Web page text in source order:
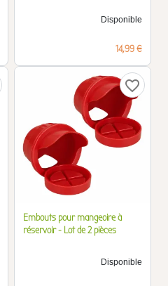
Disponible
Prix
14,99 €
favorite_border
Embouts pour mangeoire à
réservoir - Lot de 2 pièces
Disponible